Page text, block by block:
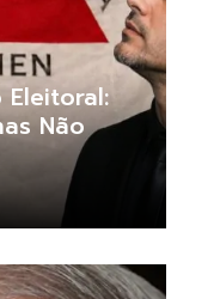
Eleitoral:
Não